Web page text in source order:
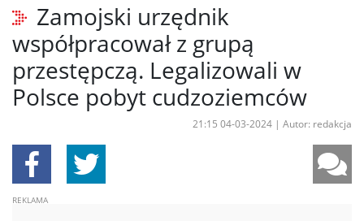
Zamojski urzędnik
współpracował z grupą
przestępczą. Legalizowali w
Polsce pobyt cudzoziemców
21:15 04-03-2024 | Autor: redakcja